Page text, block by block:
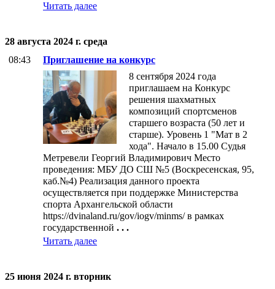
Читать далее
28 августа 2024 г. среда
08:43
Приглашение на конкурс
8 сентября 2024 года
приглашаем на Конкурс
решения шахматных
композиций спортсменов
старшего возраста (50 лет и
старше). Уровень 1 "Мат в 2
хода". Начало в 15.00 Судья
Метревели Георгий Владимирович Место
проведения: МБУ ДО СШ №5 (Воскресенская, 95,
каб.№4) Реализация данного проекта
осуществляется при поддержке Министерства
спорта Архангельской области
https://dvinaland.ru/gov/iogv/minms/ в рамках
государственной . . .
Читать далее
25 июня 2024 г. вторник